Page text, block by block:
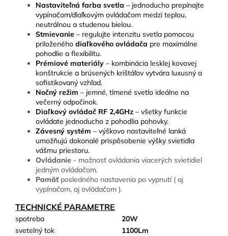
Nastaviteľná farba svetla – jednoducho prepínajte
vypínačom/ďiaľkovým ovládačom medzi teplou,
neutrálnou a studenou bielou.
Stmievanie – regulujte intenzitu svetla pomocou
priloženého diaľkového ovládača pre maximálne
pohodlie a flexibilitu.
Prémiové materiály – kombinácia lesklej kovovej
konštrukcie a brúsených krištáľov vytvára luxusný a
sofistikovaný vzhľad.
Nočný režim – jemné, tlmené svetlo ideálne na
večerný odpočinok.
Diaľkový ovládač RF 2,4GHz – všetky funkcie
ovládate jednoducho z pohodlia pohovky.
Závesný systém – výškovo nastaviteľné lanká
umožňujú dokonalé prispôsobenie výšky svietidla
vášmu priestoru.
Ovládanie - možnosť ovládania viacerých svietidiel
jedným ovládačom.
Pamäť posledného nastavenia po vypnutí ( aj
vypínačom, aj ovládačom ).
TECHNICKÉ PARAMETRE
spotreba
20W
svetelný tok
1100Lm